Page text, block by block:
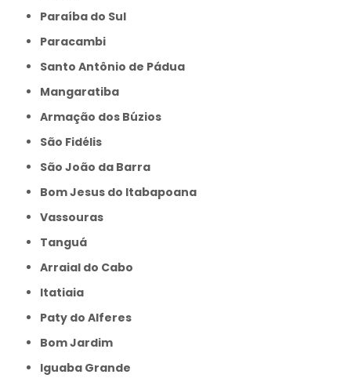
Paraíba do Sul
Paracambi
Santo Antônio de Pádua
Mangaratiba
Armação dos Búzios
São Fidélis
São João da Barra
Bom Jesus do Itabapoana
Vassouras
Tanguá
Arraial do Cabo
Itatiaia
Paty do Alferes
Bom Jardim
Iguaba Grande